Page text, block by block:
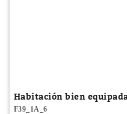
Habitación bien
F39_1A_6